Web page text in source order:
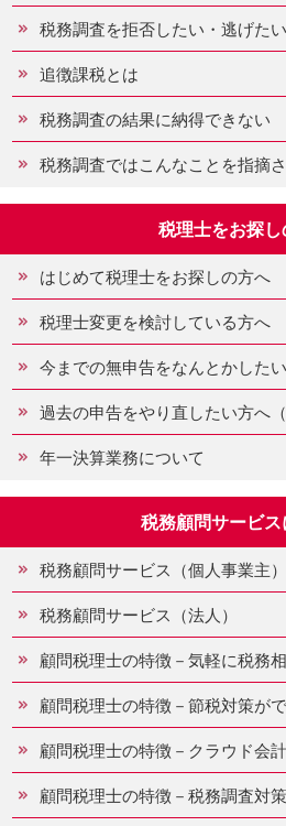
税務調査を拒否したい・逃げたい
追徴課税とは
税務調査の結果に納得できない
税務調査ではこんなことを指摘さ
税理士をお探
はじめて税理士をお探しの方へ
税理士変更を検討している方へ
今までの無申告をなんとかした
過去の申告をやり直したい方へ（
年一決算業務について
税務顧問サービ
税務顧問サービス（個人事業主）
税務顧問サービス（法人）
顧問税理士の特徴－気軽に税務
顧問税理士の特徴－節税対策が
顧問税理士の特徴－クラウド会
顧問税理士の特徴－税務調査対